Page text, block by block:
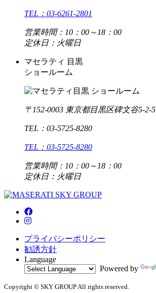
TEL：03-6261-2801
営業時間：10：00～18：00
定休日：火曜日
マセラティ 目黒
ショールーム
〒152-0003 東京都目黒区碑文谷5-2-5
TEL：03-5725-8280
TEL：03-5725-8280
営業時間：10：00～18：00
定休日：火曜日
プライバシーポリシー
勧誘方針
Language
Powered by
Copyright © SKY GROUP All rights reserved.